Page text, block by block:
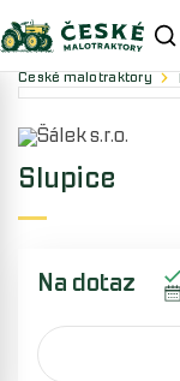
České malotraktory
Slupice
Na dotaz